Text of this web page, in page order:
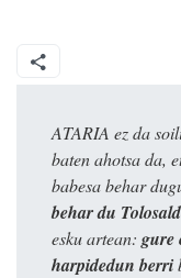
ATARIA ez da
baten ahotsa da,
babesa behar
behar du
esku artean: gure
harpidedun berri